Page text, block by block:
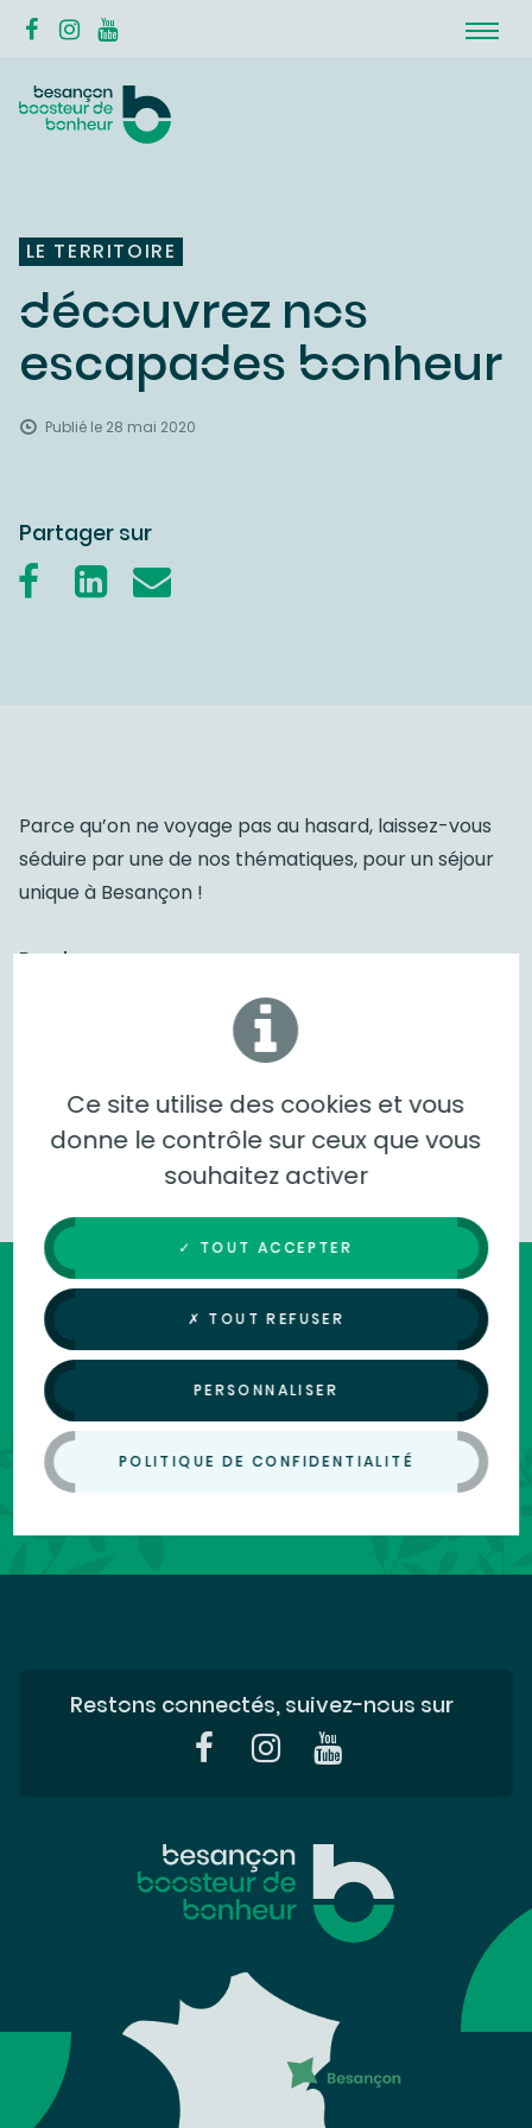
LE TERRITOIRE
découvrez nos
escapades bonheur
Publié le 28 mai 2020
Partager sur
Parce qu’on ne voyage pas au hasard, laissez-vous
séduire par une de nos thématiques, pour un séjour
unique à Besançon !
Rendez-vous sur :
https://escapades.boosteurdebonheur.fr
RETOUR
Faites rayonner Besançon
Vous aussi, participez l’attractivité du Grand
Besançon et faites briller le territoire.
Restons connectés, suivez-nous sur
Ce site utilise des cookies et vous
donne le contrôle sur ceux que vous
souhaitez activer
✓ TOUT ACCEPTER
✗ TOUT REFUSER
PERSONNALISER
POLITIQUE DE CONFIDENTIALITÉ